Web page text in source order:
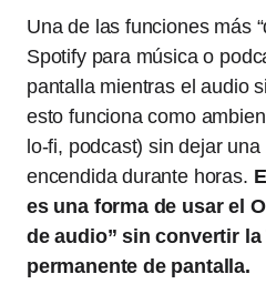
Una de las funciones más
Spotify para música o
pantalla mientras el audio
esto funciona como
lo-fi, podcast) sin dejar
encendida durante horas.
es una forma de usar el
de audio” sin convertir
permanente de pantalla.